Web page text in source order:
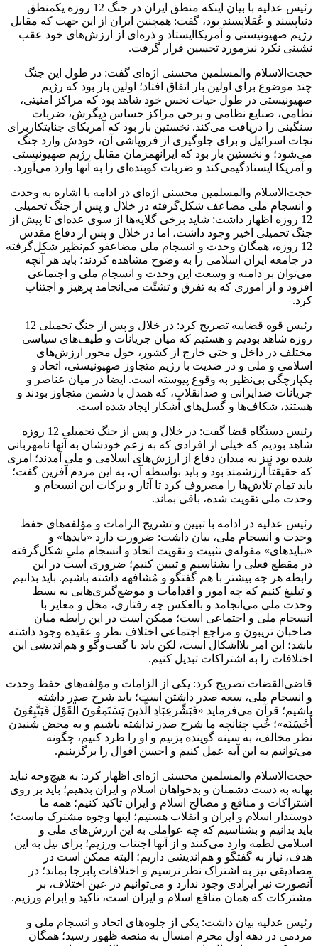
رئیس عدلیه با بیان اینکه منطق ایران در جنگ 12 روزه یکمنطق
دنیاپسند و عُقلاپسند بود، گفت: همچنین ایران از این جهت که مقابل
رژیم صهیونیستی و آمریکاایستاد و ذره‌ای از ارزش‌های خود عقب
نشینی نکرد نیزمورد تحسین قرار گرفت.
حجت‌الاسلام والمسلمین محسنی اژه‌ای گفت: در طول این جنگ
چند موضوع برای اولین بار اتفاق افتاد؛ اولین بار بود که رژیم
صهیونیستی در طول حیات نحس خود شاهد بود که مراکز امنیتی،
نظامی، صنایع نظامی و برخی مراکز حساس دیگرش، ضربات
سنگینی را دریافت می‌کند. نخستین بار بود که آمریکای جنایتکاربرای
نجات اسرائیل و برای جلوگیری از فروپاشی آن، خودش وارد جنگ
می‌شود؛ و نخستین بار بود که ایرانهمزمان مقابل رژیم صهیونیستی
و آمریکا ایستادگیمی‌کند و ضربات کوبنده‌ای را به آنها وارد می‌آورد.
حجت‌الاسلام والمسلمین محسنی اژه‌ای در ادامه با اشاره به وحدت
و انسجام ملی مضاعف شکل‌گرفته در خلال و پس از جنگ تحمیلی
12 روزه اظهار داشت: شاید برخی گلایه‌ها از سوی عده‌ای تا پیش از
جنگ تحمیلی اخیر وجود داشت، اما در خلال و پس از دفاع مقدس
12 روزه، همگان وحدت و انسجام ملی مضاعفو کم‌نظیر شکل‌گرفته
در جامعه ایران اسلامی را به وضوح مشاهده کردند؛ باید هر آنچه
می‌توان بر دامنه و وسعت این وحدت و انسجام ملی و اجتماعی
افزود و از اموری که به تفرق و تشتّت می‌انجامد پرهیز و اجتناب
کرد.
رئیس قوه قضاییه تصریح کرد: در خلال و پس از جنگ تحمیلی 12
روزه شاهد بودیم و هستیم که میان جریانات و طیف‌های سیاسی
مختلف در داخل و حتی خارج از کشور، حول محور ارزش‌های
اسلامی و ملی و در ضدیت با رژیم متجاوز صهیونیستی، اتحاد و
یکپارچگی بی‌نظیر به وقوع پیوسته است. ایضاً در میان عناصر و
جریانات ضدایرانی و ضدانقلاب، که همدل با دشمن متجاوز بودند و
هستند، شکاف‌ها و گسل‌های آشکار ایجاد شده است.
رئیس دستگاه قضا گفت: در خلال و پس از جنگ تحمیلی 12 روزه
شاهد بودیم که خیلی از افرادی که به زعم خودشان به آنها نامهربانی
شده بود نیز به میدان دفاع از ارزش‌های اسلامی و ملی آمدند؛ امری
که حقیقتاً ارزشمند بود و باید بواسطه آن، به این مردم آفرین گفت؛
باید تمام تلاش‌ها را مصروف کرد تا آثار و برکات این انسجام و
وحدت ملی تقویت شده، باقی بماند.
رئیس عدلیه در ادامه با تبیین و تشریح الزامات و مؤلفه‌های حفظ
وحدت و انسجام ملی، بیان داشت: ضرورت دارد «بایدها» و
«نبایدهای» مقوله‌ی تثبیت و تقویت اتحاد و انسجام ملیِ شکل‌گرفته
در مقطع فعلی را بشناسیم و تبیین کنیم؛ ضروری است در این
رابطه هر چه بیشتر با هم گفتگو و مُشافهه داشته باشیم. باید بدانیم
و تبلیغ کنیم که چه امور و اقدامات و موضع‌گیری‌هایی به بسط
وحدت ملی می‌انجامد و بالعکس چه رفتاری، مخل و مغایر با
انسجام ملی و اجتماعی است؛ ممکن است در این رابطه میان
صاحبان تریبون و مراجع اجتماعی اختلاف نظر و عقیده وجود داشته
باشد؛ این امر بلااشکال است، لکن باید با گفت‌و‌گو و هم‌اندیشی این
اختلافات را به اشتراکات تبدیل کنیم.
قاضی‌القضات تصریح کرد: یکی از الزامات و مؤلفه‌های حفظ وحدت
و انسجام ملی، سعه صدر داشتن است؛ باید شرح صدر داشته
باشیم؛ قرآن می‌فرماید «فَبَشِّرعِبَادِ الَّذینَ یَسْتَمِعُونَ الْقَوْلَ فَیَتَّبِعُونَ
أَحْسَنَه»؛ خُب چنانچه ما شرح صدر نداشته باشیم و به محض شنیدن
نظر مخالف، به سینه گوینده بزنیم و او را طرد کنیم، چگونه
می‌توانیم به این آیه عمل کنیم و احسن اقوال را برگزینیم.
حجت‌الاسلام والمسلمین محسنی اژه‌ای اظهار کرد: به هیچ‌وجه نباید
بهانه به دست دشمنان و بدخواهان اسلام و ایران بدهیم؛ باید بر روی
اشتراکات و منافع و مصالح اسلام و ایران تاکید کنیم؛ همه ما
دوستدار اسلام و ایران و انقلاب هستیم؛ اینها وجوه مشترک ماست؛
باید بدانیم و بشناسیم که چه عواملی به این ارزش‌های ملی و
اسلامی لطمه وارد می‌کنند و از آنها اجتناب ورزیم؛ برای نیل به این
هدف، نیاز به گفتگو و هم‌اندیشی داریم؛ البته ممکن است در
مصادیقی نیز به اشتراک نظر نرسیم و اختلافات پابرجا بماند؛ در
آنصورت نیز ایرادی وجود ندارد و می‌توانیم در عین اختلاف، بر
مشترکات که همان منافع اسلام و ایران است، تاکید و اِبرام ورزیم.
رئیس عدلیه بیان داشت: یکی از جلوه‌های اتحاد و انسجام ملی و
مردمی در دهه اول محرم امسال به منصه ظهور رسید؛ همگان